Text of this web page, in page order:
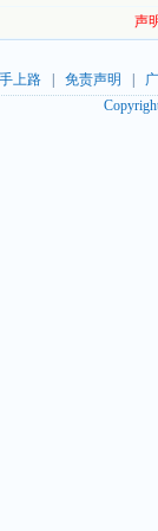
声
上路| 免责声明